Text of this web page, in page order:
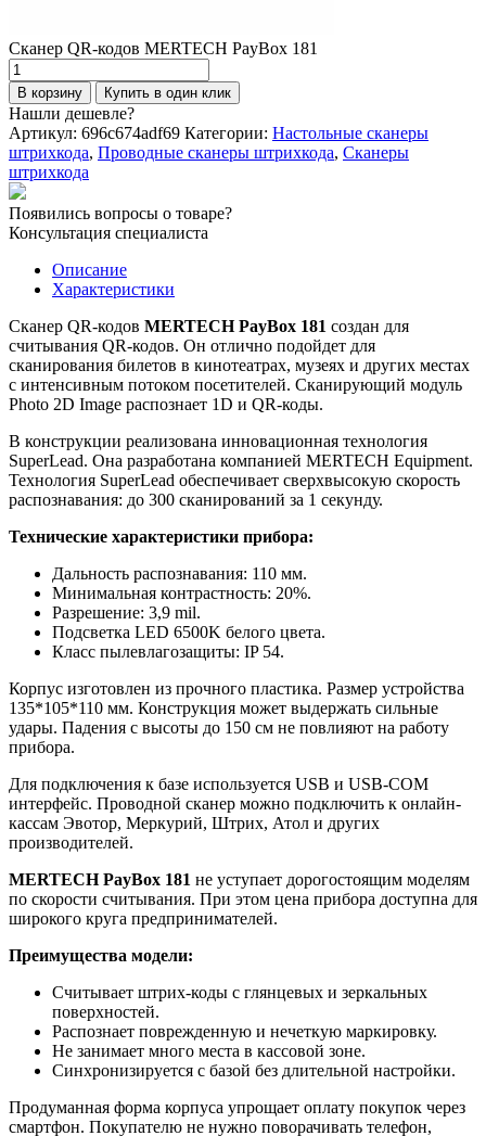
Сканер QR-кодов MERTECH PayBox 181
Количество
товара
Сканер
QR-
кодов
MERTECH
PayBox
181
В корзину Купить в один клик
Нашли дешевле?
Артикул: 696c674adf69 Категории: Настольные сканеры
штрихкода, Проводные сканеры штрихкода, Сканеры
штрихкода
Появились вопросы о товаре?
Консультация специалиста
Описание
Характеристики
Сканер QR-кодов MERTECH PayBox 181 создан для
считывания QR-кодов. Он отлично подойдет для
сканирования билетов в кинотеатрах, музеях и других местах
с интенсивным потоком посетителей. Сканирующий модуль
Photo 2D Image распознает 1D и QR-коды.
В конструкции реализована инновационная технология
SuperLead. Она разработана компанией MERTECH Equipment.
Технология SuperLead обеспечивает сверхвысокую скорость
распознавания: до 300 сканирований за 1 секунду.
Технические характеристики прибора:
Дальность распознавания: 110 мм.
Минимальная контрастность: 20%.
Разрешение: 3,9 mil.
Подсветка LED 6500K белого цвета.
Класс пылевлагозащиты: IP 54.
Корпус изготовлен из прочного пластика. Размер устройства
135*105*110 мм. Конструкция может выдержать сильные
удары. Падения с высоты до 150 см не повлияют на работу
прибора.
Для подключения к базе используется USB и USB-COM
интерфейс. Проводной сканер можно подключить к онлайн-
кассам Эвотор, Меркурий, Штрих, Атол и других
производителей.
MERTECH PayBox 181 не уступает дорогостоящим моделям
по скорости считывания. При этом цена прибора доступна для
широкого круга предпринимателей.
Преимущества модели:
Считывает штрих-коды с глянцевых и зеркальных
поверхностей.
Распознает поврежденную и нечеткую маркировку.
Не занимает много места в кассовой зоне.
Синхронизируется с базой без длительной настройки.
Продуманная форма корпуса упрощает оплату покупок через
смартфон. Покупателю не нужно поворачивать телефон,